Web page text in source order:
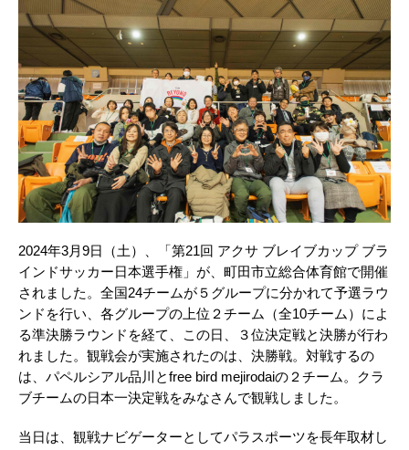
2024年3月9日（土）、「第21回 アクサ ブレイブカップ ブラ
インドサッカー日本選手権」が、町田市立総合体育館で開催
されました。全国24チームが５グループに分かれて予選ラウ
ンドを行い、各グループの上位２チーム（全10チーム）によ
る準決勝ラウンドを経て、この日、３位決定戦と決勝が行わ
れました。観戦会が実施されたのは、決勝戦。対戦するの
は、パペルシアル品川とfree bird mejirodaiの２チーム。クラ
ブチームの日本一決定戦をみなさんで観戦しました。
当日は、観戦ナビゲーターとしてパラスポーツを長年取材し